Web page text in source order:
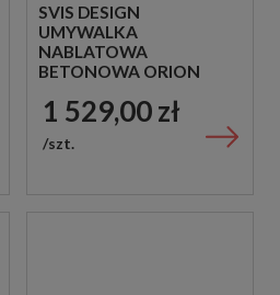
SVIS DESIGN
UMYWALKA
NABLATOWA
BETONOWA ORION
BRĄZOWA
1 529,00 zł
szt.